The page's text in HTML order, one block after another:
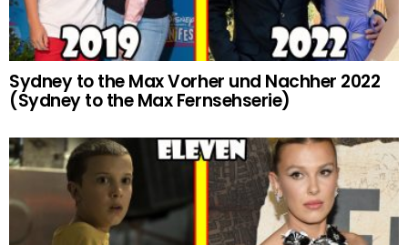
Sydney to the Max Vorher und Nachher 2022
(Sydney to the Max Fernsehserie)